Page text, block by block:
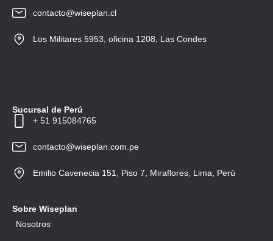
contacto@wiseplan.cl
Los Militares 5953, oficina 1208, Las Condes
+ 51 915084765
contacto@wiseplan.com.pe
Emilio Cavenecia 151, Piso 7, Miraflores, Lima, Perú
Sucursal de Perú
Sobre Wiseplan
Nosotros